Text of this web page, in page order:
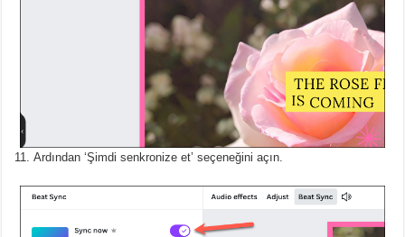
Ardından ‘Şimdi senkronize et’ seçeneğini açın.